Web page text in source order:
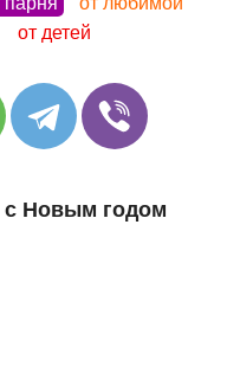
от детей
с Новым годом